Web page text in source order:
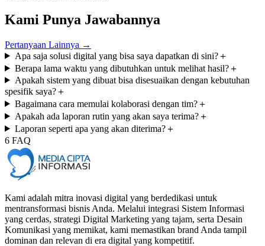
Kami Punya Jawabannya
Pertanyaan Lainnya →
Apa saja solusi digital yang bisa saya dapatkan di sini?＋
Berapa lama waktu yang dibutuhkan untuk melihat hasil?＋
Apakah sistem yang dibuat bisa disesuaikan dengan kebutuhan
spesifik saya?＋
Bagaimana cara memulai kolaborasi dengan tim?＋
Apakah ada laporan rutin yang akan saya terima?＋
Laporan seperti apa yang akan diterima?＋
6 FAQ
Kami adalah mitra inovasi digital yang berdedikasi untuk
mentransformasi bisnis Anda. Melalui integrasi Sistem Informasi
yang cerdas, strategi Digital Marketing yang tajam, serta Desain
Komunikasi yang memikat, kami memastikan brand Anda tampil
dominan dan relevan di era digital yang kompetitif.